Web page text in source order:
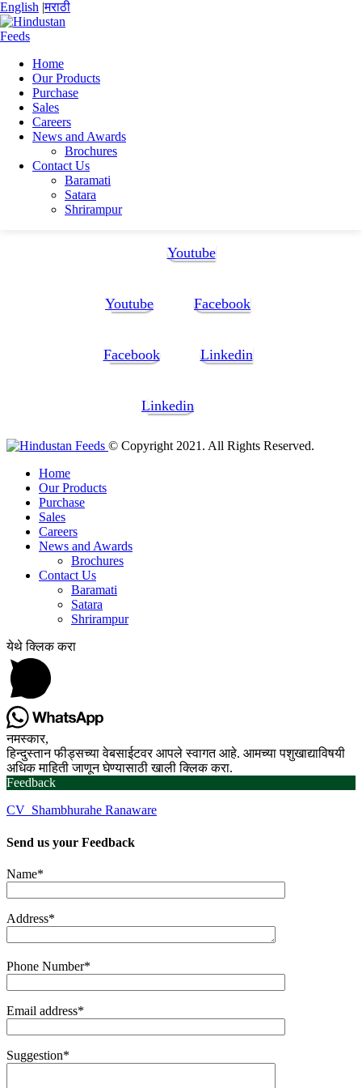
English |मराठी
Home
Our Products
Purchase
Sales
Careers
News and Awards
Brochures
Contact Us
Baramati
Satara
Shrirampur
Home
Mr. Shambhuraje Ranaware
CV_Shambhurahe Ranaware
CV_Shambhurahe Ranaware
CV_Shambhurahe Ranaware
Youtube
Youtube Facebook
Facebook Linkedin
Linkedin
© Copyright 2021. All Rights Reserved.
Home
Our Products
Purchase
Sales
Careers
News and Awards
Brochures
Contact Us
Baramati
Satara
Shrirampur
येथे क्लिक करा
नमस्कार,
हिन्दुस्तान फीड्सच्या वेबसाईटवर आपले स्वागत आहे. आमच्या पशुखाद्याविषयी
अधिक माहिती जाणून घेण्यासाठी खाली क्लिक करा.
Feedback
CV_Shambhurahe Ranaware
Send us your Feedback
Name*
Address*
Phone Number*
Email address*
Suggestion*